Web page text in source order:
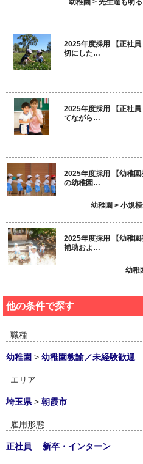
幼稚園 > 先生達も明
2025年度採用 【正社
切にした…
2025年度採用 【正社
てながら…
2025年度採用 【幼稚
の幼稚園…
幼稚園 > 小規
2025年度採用 【幼稚
補助およ…
幼稚
他の条件で探す
職種
幼稚園 > 幼稚園教諭／未経験歓迎
エリア
埼玉県 > 朝霞市
雇用形態
正社員 新卒・インターン